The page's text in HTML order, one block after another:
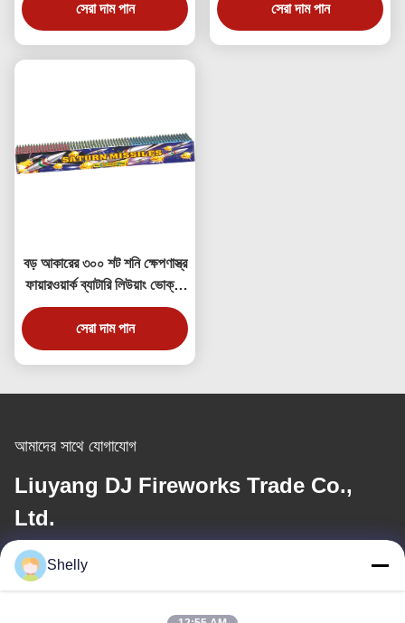
সেরা দাম পান সেরা দাম পান
বড় আকারের ৩০০ শট শনি ক্ষেপণাস্ত্র
ফায়ারওয়ার্ক ব্যাটারি লিউয়াং ভোক্তা
ফায়ারওয়ার্ক
সেরা দাম পান
আমাদের সাথে যোগাযোগ
Liuyang DJ Fireworks Trade Co.,
Ltd.
ই-মেইলShelly